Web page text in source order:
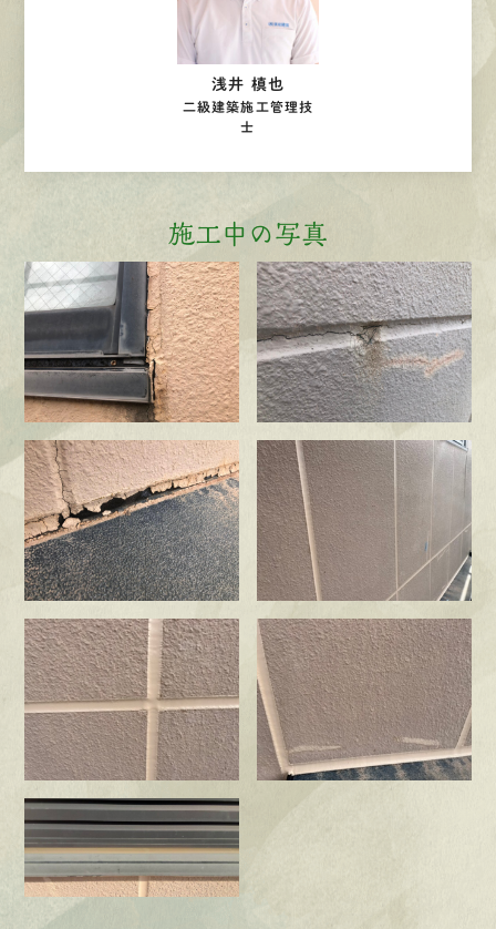
浅井 槙也
二級建築施工管理技
士
施工中の写真